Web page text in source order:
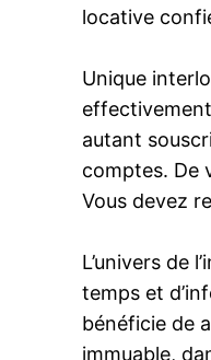
locative
Unique
autant
comptes. De
Vous devez
L’univers de
temps et
bénéficie de
immuable,